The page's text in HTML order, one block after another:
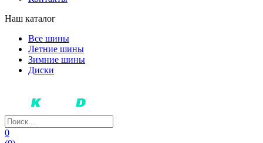
Наш каталог
Все шины
Летние шины
Зимние шины
Диски
0